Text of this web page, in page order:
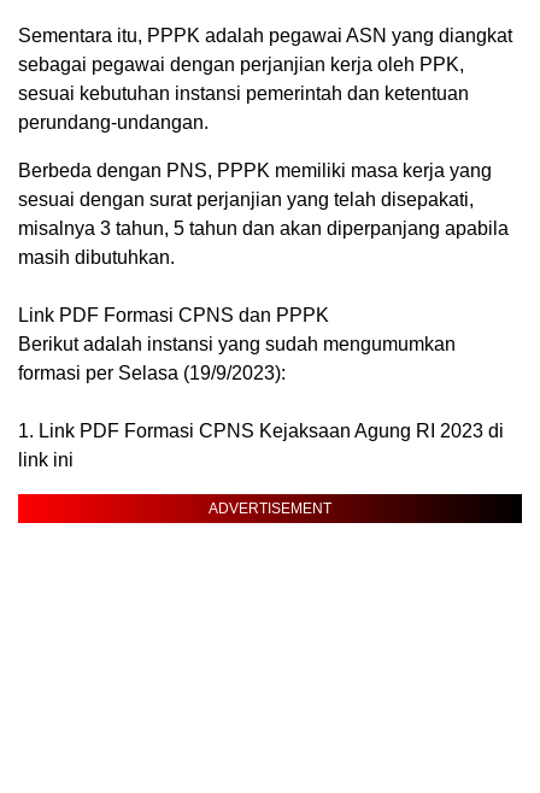
Sementara itu, PPPK adalah pegawai ASN yang diangkat
sebagai pegawai dengan perjanjian kerja oleh PPK,
sesuai kebutuhan instansi pemerintah dan ketentuan
perundang-undangan.
Berbeda dengan PNS, PPPK memiliki masa kerja yang
sesuai dengan surat perjanjian yang telah disepakati,
misalnya 3 tahun, 5 tahun dan akan diperpanjang apabila
masih dibutuhkan.
Link PDF Formasi CPNS dan PPPK
Berikut adalah instansi yang sudah mengumumkan
formasi per Selasa (19/9/2023):
1. Link PDF Formasi CPNS Kejaksaan Agung RI 2023 di
link ini
ADVERTISEMENT